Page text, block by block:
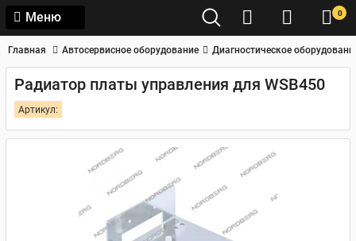
Меню 0
Главная Автосервисное оборудование Диагностическое
Радиатор платы управления для WSB450
Артикул: